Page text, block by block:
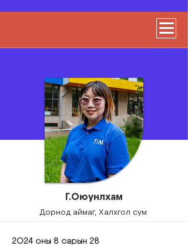
Г.Оюунлхам
Дорнод аймаг, Халхгол сум
2024 оны 8 сарын 28